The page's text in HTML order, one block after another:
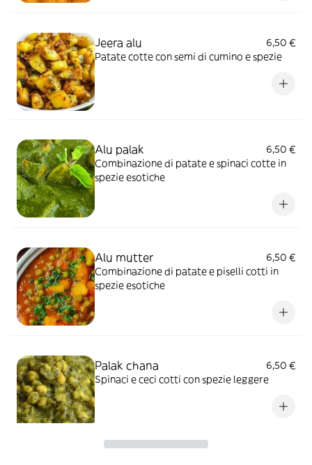
Jeera alu
6,50 €
Patate cotte con semi di cumino e spezie
Alu palak
6,50 €
Combinazione di patate e spinaci cotte in
spezie esotiche
Alu mutter
6,50 €
Combinazione di patate e piselli cotti in
spezie esotiche
Palak chana
6,50 €
Spinaci e ceci cotti con spezie leggere